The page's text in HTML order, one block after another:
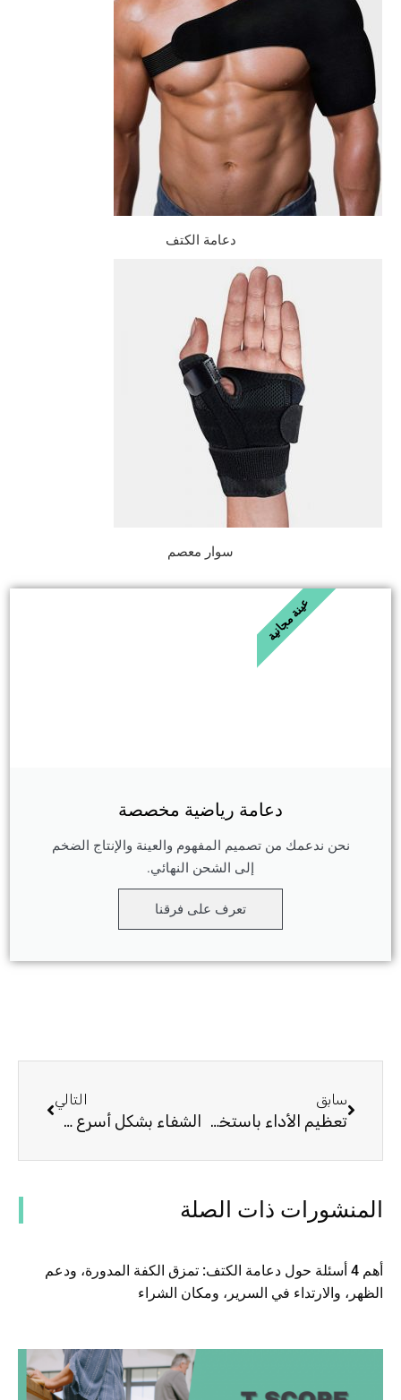
دعامة الكتف
سوار معصم
دعامة رياضية مخصصة
نحن ندعمك من تصميم المفهوم والعينة والإنتاج الضخم
إلى الشحن النهائي.
تعرف على فرقنا
عينة مجانية
سابق
تعظيم الأداء باستخدام دعامة الكتف المناسبة للكرة الطائرة: 5 أشياء يجب أن تعرفها
التالي
الشفاء بشكل أسرع مع دعامة الكتف بالمقلاع: 5 فوائد رئيسية
المنشورات ذات الصلة
أهم 4 أسئلة حول دعامة الكتف: تمزق الكفة المدورة، ودعم
الظهر، والارتداء في السرير، ومكان الشراء